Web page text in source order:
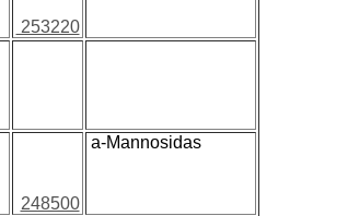
253220
248500
a-Mannosidas